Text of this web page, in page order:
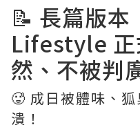
📝 長篇版本
Lifestyle 正
然、不被判
🥵 成日被體味、
潰！